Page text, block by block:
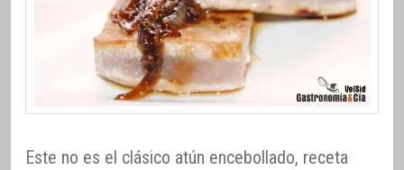
Este no es el clásico atún encebollado, receta